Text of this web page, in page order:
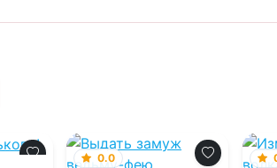
0.0